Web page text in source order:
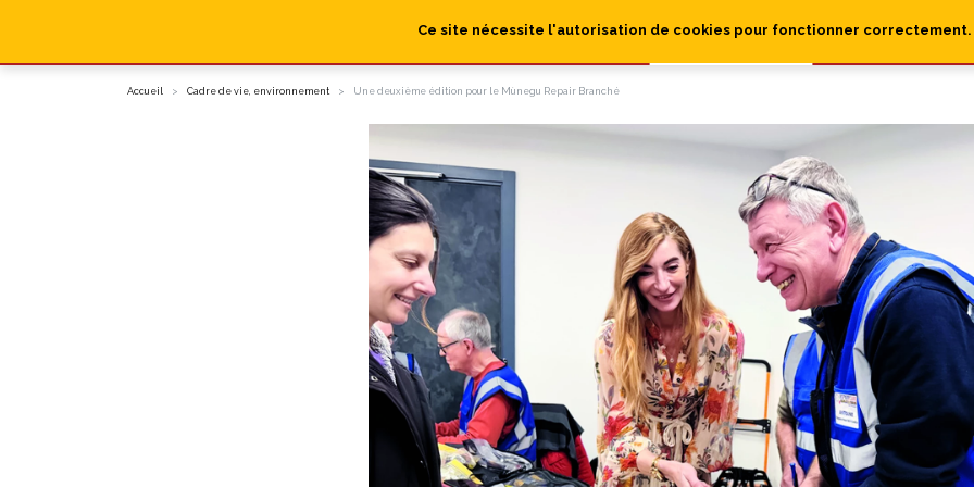
Accueil Cadre de vie, environnement Une deuxième édition pour le Mùnegu Repair Branché
Ce site nécessite l'autorisation de cookies pour fonctionner correctement.